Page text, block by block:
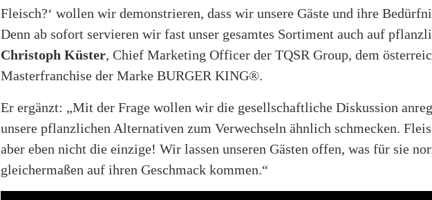
Fleisch?‘ wollen wir demonstrieren, dass wir unsere Gäste und ihre
Denn ab sofort servieren wir fast unser gesamtes Sortiment auch auf
Christoph Küster, Chief Marketing Officer der TQSR Group, dem
Masterfranchise der Marke BURGER KING®.
Er ergänzt: „Mit der Frage wollen wir die gesellschaftliche Diskussion
unsere pflanzlichen Alternativen zum Verwechseln ähnlich schmecken.
aber eben nicht die einzige! Wir lassen unseren Gästen offen, was für sie
gleichermaßen auf ihren Geschmack kommen.“